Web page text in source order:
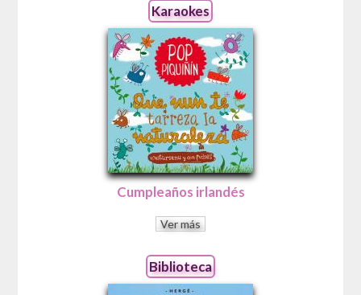
Karaokes
Cumpleaños irlandés
Ver más
Biblioteca